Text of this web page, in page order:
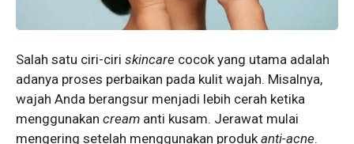
Salah satu ciri-ciri skincare cocok yang utama adalah
adanya proses perbaikan pada kulit wajah. Misalnya,
wajah Anda berangsur menjadi lebih cerah ketika
menggunakan cream anti kusam. Jerawat mulai
mengering setelah menggunakan produkanti-acne.